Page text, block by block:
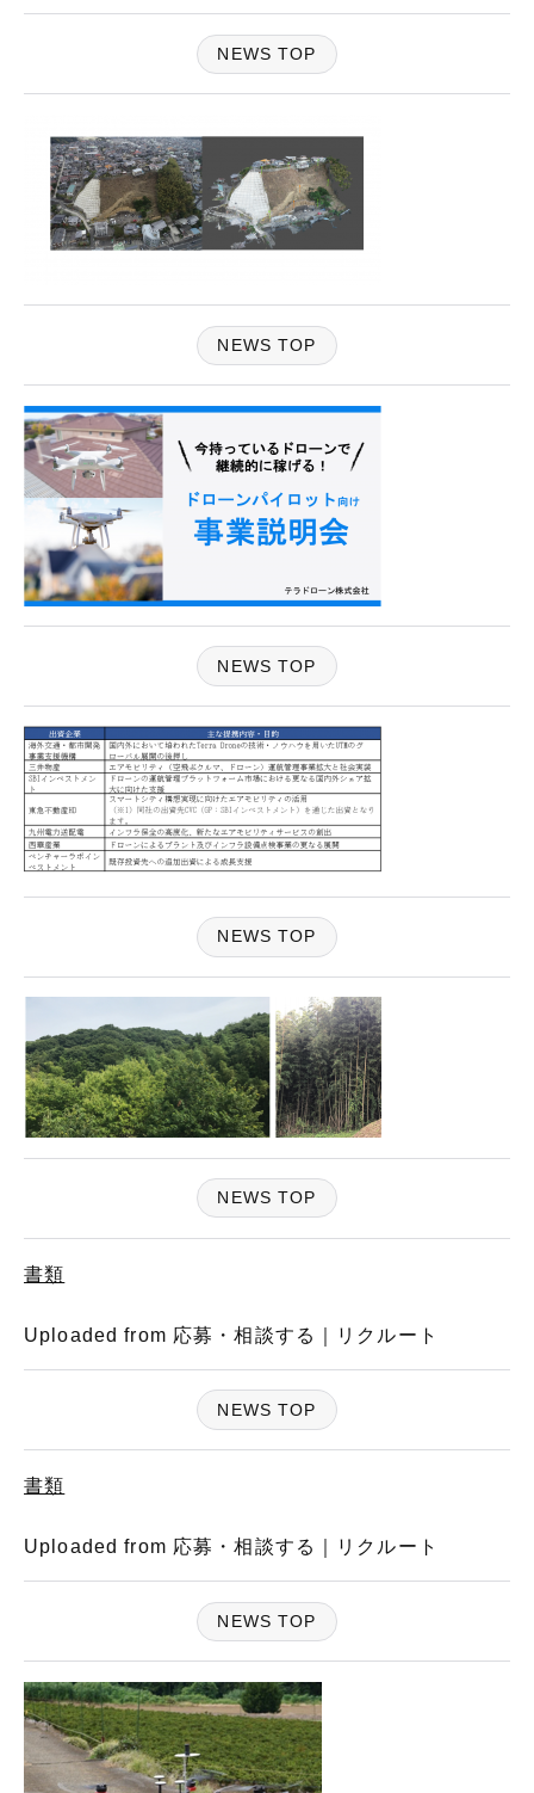
NEWS TOP
NEWS TOP
NEWS TOP
NEWS TOP
NEWS TOP
書類
Uploaded from 応募・相談する｜リクルート
NEWS TOP
書類
Uploaded from 応募・相談する｜リクルート
NEWS TOP